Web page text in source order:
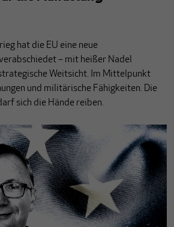
hat die EU eine neue
– mit heißer Nadel
Weitsicht. Im Mittelpunkt
und militärische Fähigkeiten. Die
sich die Hände reiben.